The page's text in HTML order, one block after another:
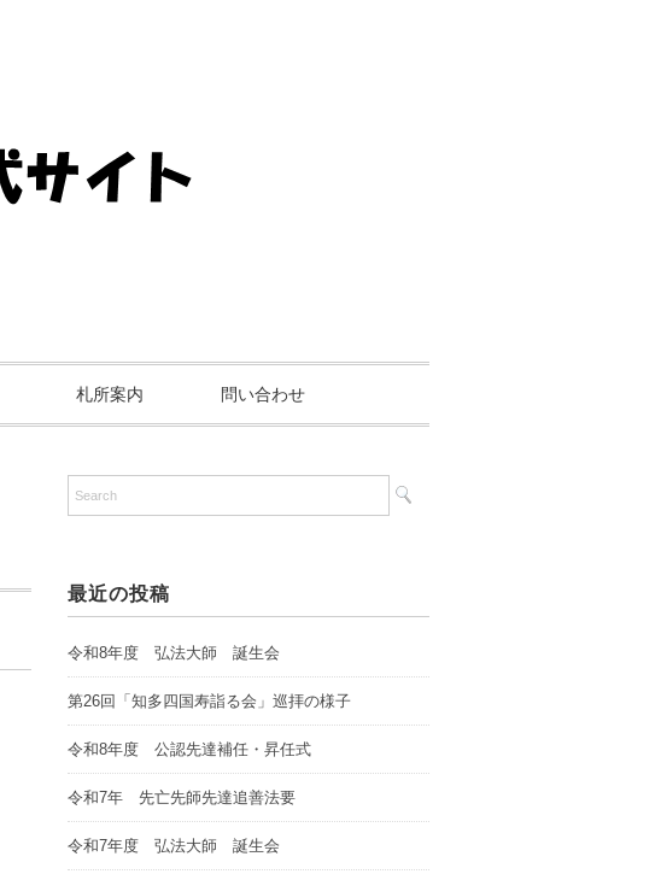
札所案内 問い合わせ
最近の投稿
令和8年度 弘法大師 誕生会
第26回「知多四国寿詣る会」巡拝の様子
令和8年度 公認先達補任・昇任式
令和7年 先亡先師先達追善法要
令和7年度 弘法大師 誕生会